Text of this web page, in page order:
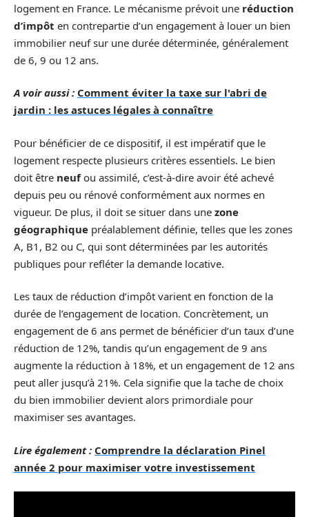
logement en France. Le mécanisme prévoit une réduction
d’impôt en contrepartie d’un engagement à louer un bien
immobilier neuf sur une durée déterminée, généralement
de 6, 9 ou 12 ans.
A voir aussi : Comment éviter la taxe sur l'abri de
jardin : les astuces légales à connaître
Pour bénéficier de ce dispositif, il est impératif que le
logement respecte plusieurs critères essentiels. Le bien
doit être neufou assimilé, c’est-à-dire avoir été achevé
depuis peu ou rénové conformément aux normes en
vigueur. De plus, il doit se situer dans une zone
géographique préalablement définie, telles que les zones
A, B1, B2 ou C, qui sont déterminées par les autorités
publiques pour refléter la demande locative.
Les taux de réduction d’impôt varient en fonction de la
durée de l’engagement de location. Concrètement, un
engagement de 6 ans permet de bénéficier d’un taux d’une
réduction de 12%, tandis qu’un engagement de 9 ans
augmente la réduction à 18%, et un engagement de 12 ans
peut aller jusqu’à 21%. Cela signifie que la tache de choix
du bien immobilier devient alors primordiale pour
maximiser ses avantages.
Lire également : Comprendre la déclaration Pinel
année 2 pour maximiser votre investissement